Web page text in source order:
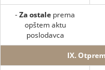
-Za ostale prema
opštem aktu
poslodavca
IX.